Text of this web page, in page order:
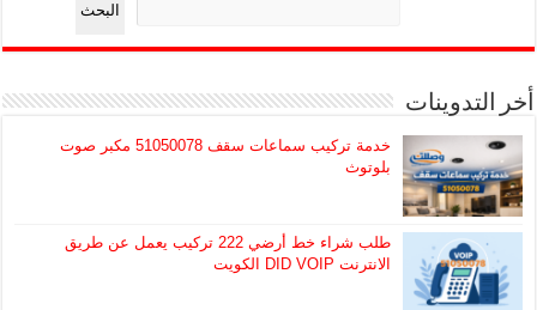
البحث
أخر التدوينات
خدمة تركيب سماعات سقف 51050078 مكبر صوت
بلوتوث
طلب شراء خط أرضي 222 تركيب يعمل عن طريق
الانترنت DID VOIP الكويت